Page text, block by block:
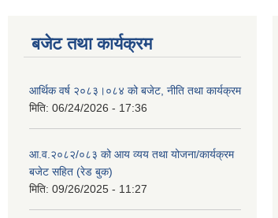
बजेट तथा कार्यक्रम
आर्थिक वर्ष २०८३।०८४ को बजेट, नीति तथा कार्यक्रम
मिति: 06/24/2026 - 17:36
आ.व.२०८२/०८३ को आय व्यय तथा योजना/कार्यक्रम
बजेट सहित (रेड बुक)
मिति: 09/26/2025 - 11:27